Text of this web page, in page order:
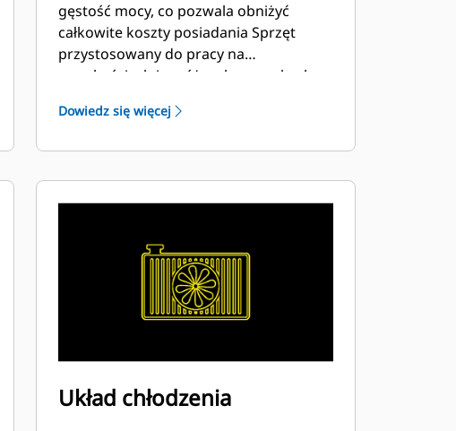
gęstość mocy, co pozwala obniżyć
całkowite koszty posiadania Sprzęt
przystosowany do pracy na
wysokościach i w różnych warunkach
obsługi podłączanych i odłączanych
otoczenia i wysokości nad poziomem
morza. Wysoka odporność na paliwo
i umożliwia korzystanie z paliw o niższej
wartości MN Może być zasilany suchym
gazem ziemnym z gazociągu o wartości
opałowej od 24,10 do 93,95 MJ/Nm3 (od
odłączanych urządzeń elektrycznych
Dowiedz się więcej
Układ chłodzenia